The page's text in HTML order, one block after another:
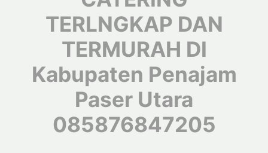
TERLNGKAP DAN
TERMURAH DI
Kabupaten Penajam
Paser Utara
085876847205